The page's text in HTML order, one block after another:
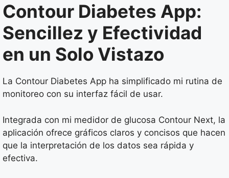
Contour Diabetes App:
Sencillez y Efectividad
en un Solo Vistazo
La Contour Diabetes App ha simplificado mi rutina de
monitoreo con su interfaz fácil de usar.
Integrada con mi medidor de glucosa Contour Next, la
aplicación ofrece gráficos claros y concisos que hacen
que la interpretación de los datos sea rápida y
efectiva.